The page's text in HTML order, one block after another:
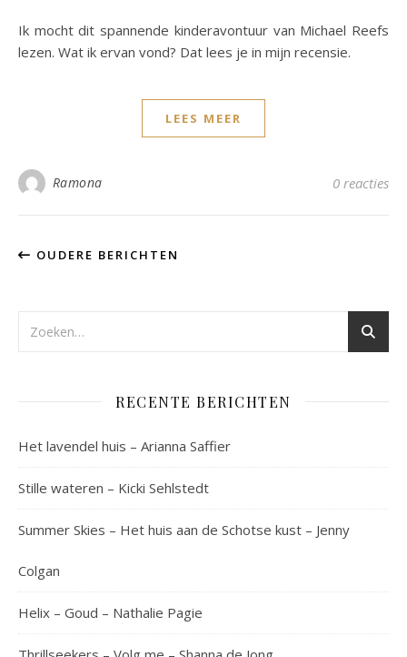
Ik mocht dit spannende kinderavontuur van Michael Reefs
lezen. Wat ik ervan vond? Dat lees je in mijn recensie.
LEES MEER
Ramona 0 reacties
OUDERE BERICHTEN
RECENTE BERICHTEN
Het lavendel huis – Arianna Saffier
Stille wateren – Kicki Sehlstedt
Summer Skies – Het huis aan de Schotse kust – Jenny
Colgan
Helix – Goud – Nathalie Pagie